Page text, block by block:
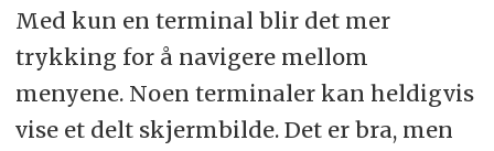
Med kun en terminal blir det mer
trykking for å navigere mellom
menyene. Noen terminaler kan heldigvis
vise et delt skjermbilde. Det er bra, men